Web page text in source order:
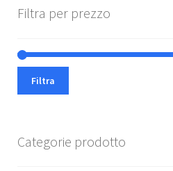
Filtra per prezzo
Filtra
Categorie prodotto